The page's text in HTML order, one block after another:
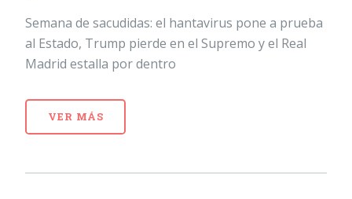
Semana de sacudidas: el hantavirus pone a prueba
al Estado, Trump pierde en el Supremo y el Real
Madrid estalla por dentro
VER MÁS